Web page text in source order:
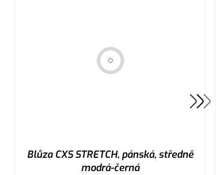
Blůza CXS STRETCH, pánská, středně
modrá-černá